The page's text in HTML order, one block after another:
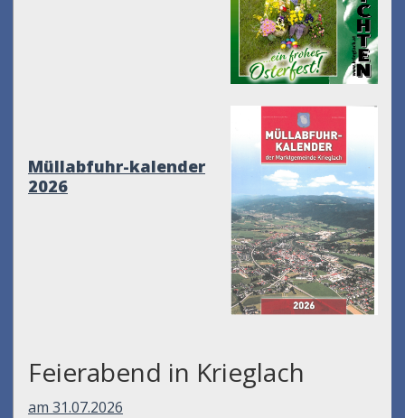
Müllabfuhr-kalender
2026
Feierabend in Krieglach
am 31.07.2026